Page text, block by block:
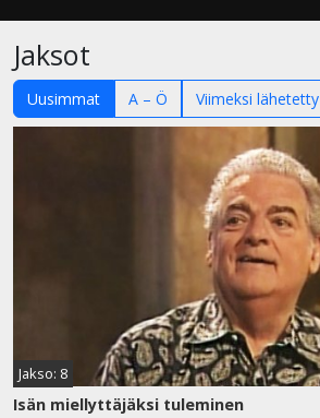
Jaksot
Uusimmat A – Ö Viimeksi lähetetty
Jakso: 8
Isän miellyttäjäksi tuleminen